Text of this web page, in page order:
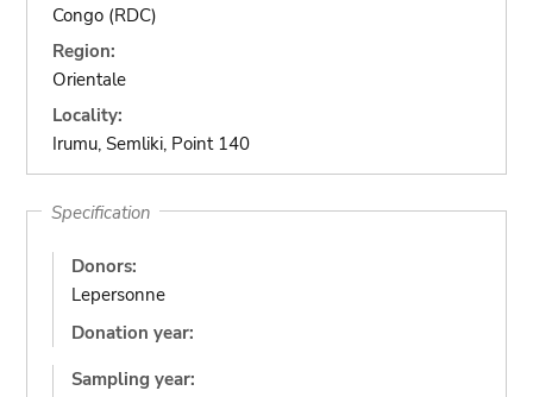
Congo (RDC)
Region:
Orientale
Locality:
Irumu, Semliki, Point 140
Specification
Donors:
Lepersonne
Donation year:
Sampling year: